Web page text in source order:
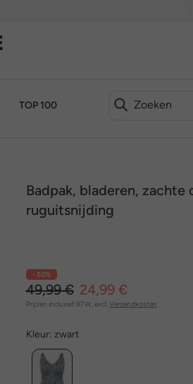
TOP 100
Badpak, bladeren, zachte
ruguitsnijding
- 50%
49,99 € 24,99 €
Prijzen inclusief BTW, excl. Verzendkosten
Kleur: zwart